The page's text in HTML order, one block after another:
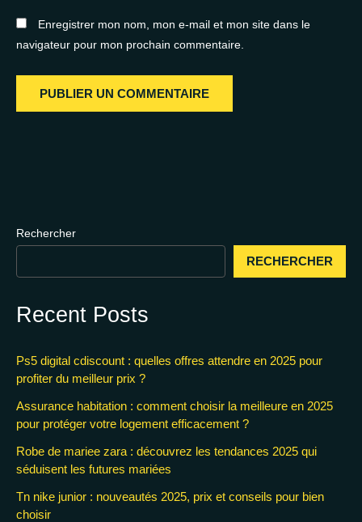
Enregistrer mon nom, mon e-mail et mon site dans le
navigateur pour mon prochain commentaire.
Rechercher
RECHERCHER
Recent Posts
Ps5 digital cdiscount : quelles offres attendre en 2025 pour
profiter du meilleur prix ?
Assurance habitation : comment choisir la meilleure en 2025
pour protéger votre logement efficacement ?
Robe de mariee zara : découvrez les tendances 2025 qui
séduisent les futures mariées
Tn nike junior : nouveautés 2025, prix et conseils pour bien
choisir